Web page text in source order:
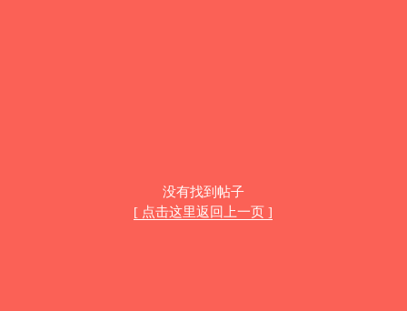
没有找到帖子
[ 点击这里返回上一页 ]